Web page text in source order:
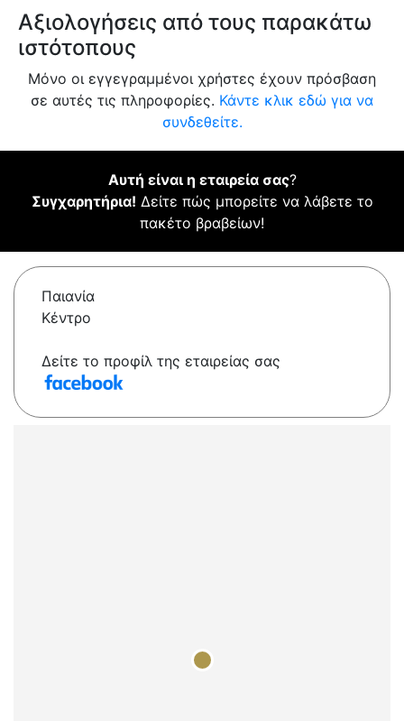
Αξιολογήσεις από τους παρακάτω
ιστότοπους
Μόνο οι εγγεγραμμένοι χρήστες έχουν πρόσβαση
σε αυτές τις πληροφορίες. Κάντε κλικ εδώ για να
συνδεθείτε.
Αυτή είναι η εταιρεία σας?
Συγχαρητήρια! Δείτε πώς μπορείτε να λάβετε το
πακέτο βραβείων!
Παιανία
Κέντρο
Δείτε το προφίλ της εταιρείας σας